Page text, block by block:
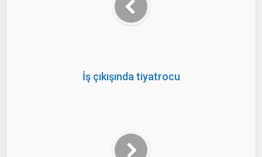
İş çıkışında tiyatrocu